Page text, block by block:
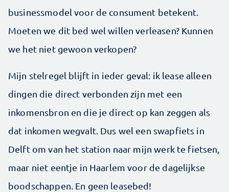
businessmodel voor de consument betekent.
Moeten we dit bed wel willen verleasen? Kunnen
we het niet gewoon verkopen?
Mijn stelregel blijft in ieder geval: ik lease alleen
dingen die direct verbonden zijn met een
inkomensbron en die je direct op kan zeggen als
dat inkomen wegvalt. Dus wel een swapfiets in
Delft om van het station naar mijn werk te fietsen,
maar niet eentje in Haarlem voor de dagelijkse
boodschappen. En geen leasebed!